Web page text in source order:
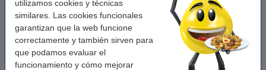
utilizamos cookies y técnicas
similares. Las cookies funcionales
garantizan que la web funcione
correctamente y también sirven para
que podamos evaluar el
funcionamiento y cómo mejorar
Pack 2 x 24 uds
28,50 €
123tinta Pilas Alcalinas Xtreme Power AA -
LR06 - MN1500 - 4 unidades
3,95 €